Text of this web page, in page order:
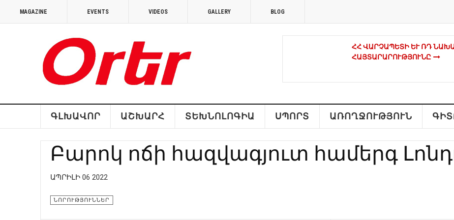
MAGAZINE EVENTS VIDEOS GALLERY BLOG
ՀՀ ՎԱՐՉԱՊԵՏԻ ԵՒ ՌԴ
ԱՅՏԱՐԱՐՈՒԹՅՈՒՆԸ
ՔԱՂԱՔԱԿԱՆ ԳՈՐԾԻՉՆԵՐԸ
ԳՈՐԾԵԼ ՀԱՄԱԿԱՐԳՎԱԾ
ՀԱՄԱՐ ՀԱՅՐԵՆԻՔԸ
ԱԶԱՏԱԳՐԱԿԱՆ ՇԱՐԺՈՒՄ
ԳԼԽԱՎՈՐ ԱՇԽԱՐՀ ՏԵԽՆՈԼՈԳԻԱ ՍՊՈՐՏ ԱՌՈՂՋՈՒԹՅՈՒՆ
Բարոկ ոճի հազվագյուտ համերգ
ԱՊՐԻԼԻ 06 2022
ՆՈՐՈՒԹՅՈՒՆՆԵՐ